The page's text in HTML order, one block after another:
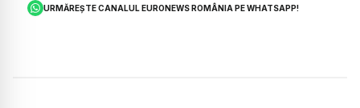
URMĂREȘTE CANALUL EURONEWS ROMÂNIA PE WHATSAPP!